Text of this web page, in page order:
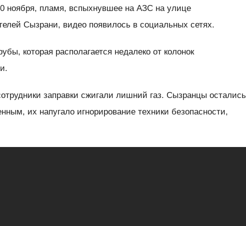
ноября, пламя, вспыхнувшее на АЗС на улице
Сызрани, видео появилось в социальных сетях.
которая располагается недалеко от колонок
заправки сжигали лишний газ. Сызранцы остались
их напугало игнорирование техники безопасности,